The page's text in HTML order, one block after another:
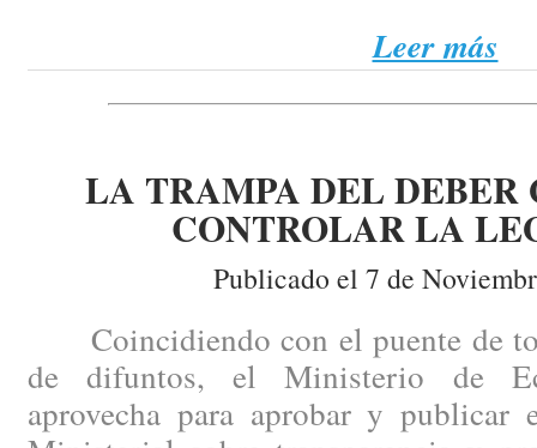
Leer más
LA TRAMPA DEL DEBER
CONTROLAR LA
Publicado el 7 de
Coincidiendo con el puente de
de difuntos, el Ministerio de
aprovecha para aprobar y